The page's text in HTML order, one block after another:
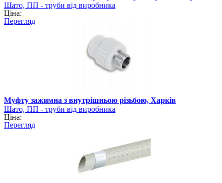
Шато, ПП - труби від виробника
Ціна:
Перегляд
Муфту зажимна з внутрішньою різьбою, Харків
Шато, ПП - труби від виробника
Ціна:
Перегляд